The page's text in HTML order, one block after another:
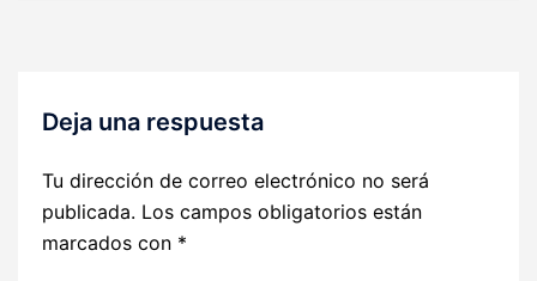
Deja una respuesta
Tu dirección de correo electrónico no será
publicada. Los campos obligatorios están
marcados con *